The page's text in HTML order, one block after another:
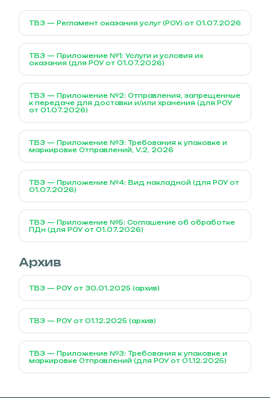
ТВЗ — Регламент оказания услуг (РОУ) от 01.07.2026
ТВЗ — Приложение №1: Услуги и условия их
оказания (для РОУ от 01.07.2026)
ТВЗ — Приложение №2: Отправления, запрещенные
к передаче для доставки и/или хранения (для РОУ
от 01.07.2026)
ТВЗ — Приложение №3: Требования к упаковке и
маркировке Отправлений, V.2, 2026
ТВЗ — Приложение №4: Вид накладной (для РОУ от
01.07.2026)
ТВЗ — Приложение №5: Соглашение об обработке
ПДн (для РОУ от 01.07.2026)
Архив
ТВЗ — РОУ от 30.01.2025 (архив)
ТВЗ — РОУ от 01.12.2025 (архив)
ТВЗ — Приложение №3: Требования к упаковке и
маркировке Отправлений (для РОУ от 01.12.2025)